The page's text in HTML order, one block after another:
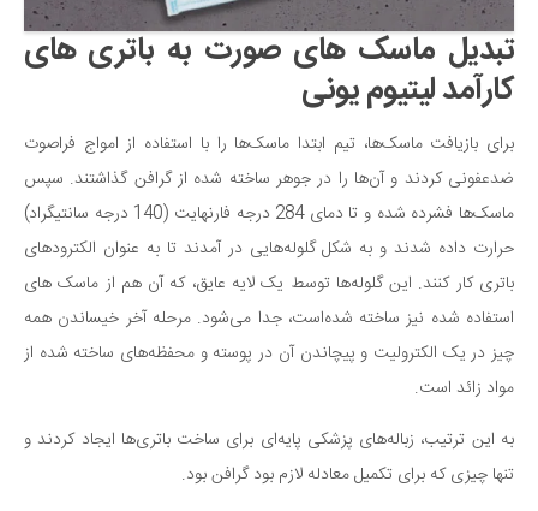
معماری
علمی
فناوری‌ها
نجوم و هوا فضا
زمین و محیط زیست
خودرو
سرگرمی
دانستنی‌ها
بازی
طنز
فال
مسابقه
تبدیل ماسک های صورت به باتری های
کارآمد لیتیوم یونی
برای بازیافت ماسک‌ها، تیم ابتدا ماسک‌ها را با استفاده از امواج فراصوت
ضدعفونی کردند و آن‌ها را در جوهر ساخته شده از گرافن گذاشتند. سپس
ماسک‌ها فشرده‌ شده و تا دمای 284 درجه فارنهایت (140 درجه سانتیگراد)
حرارت داده شدند و به شکل گلوله‌هایی در آمدند تا به عنوان الکترودهای
باتری کار کنند. این گلوله‌ها توسط یک لایه عایق، که آن هم از ماسک های
استفاده شده نیز ساخته شده‌است، جدا می‌شود. مرحله آخر خیساندن همه
چیز در یک الکترولیت و پیچاندن آن در پوسته و محفظه‌های ساخته شده از
مواد زائد است.
به این ترتیب، زباله‌های پزشکی پایه‌ای برای ساخت باتری‌ها ایجاد کردند و
تنها چیزی که برای تکمیل معادله لازم بود گرافن بود.